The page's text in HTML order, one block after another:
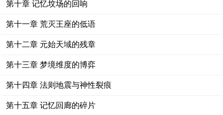
第十章 记忆坟场的回响
第十一章 荒灭王座的低语
第十二章 元始天域的残章
第十三章 梦境维度的博弈
第十四章 法则地震与神性裂痕
第十五章 记忆回廊的碎片